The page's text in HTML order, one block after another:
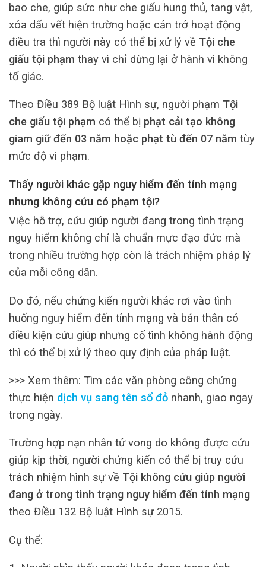
bao che, giúp sức như che giấu hung thủ, tang vật,
xóa dấu vết hiện trường hoặc cản trở hoạt động
điều tra thì người này có thể bị xử lý về Tội che
giấu tội phạm thay vì chỉ dừng lại ở hành vi không
tố giác.
Theo Điều 389 Bộ luật Hình sự, người phạm Tội
che giấu tội phạm có thể bị phạt cải tạo không
giam giữ đến 03 năm hoặc phạt tù đến 07 năm tùy
mức độ vi phạm.
Thấy người khác gặp nguy hiểm đến tính mạng
nhưng không cứu có phạm tội?
Việc hỗ trợ, cứu giúp người đang trong tình trạng
nguy hiểm không chỉ là chuẩn mực đạo đức mà
trong nhiều trường hợp còn là trách nhiệm pháp lý
của mỗi công dân.
Do đó, nếu chứng kiến người khác rơi vào tình
huống nguy hiểm đến tính mạng và bản thân có
điều kiện cứu giúp nhưng cố tình không hành động
thì có thể bị xử lý theo quy định của pháp luật.
>>> Xem thêm: Tìm các văn phòng công chứng
thực hiện dịch vụ sang tên sổ đỏ nhanh, giao ngay
trong ngày.
Trường hợp nạn nhân tử vong do không được cứu
giúp kịp thời, người chứng kiến có thể bị truy cứu
trách nhiệm hình sự về Tội không cứu giúp người
đang ở trong tình trạng nguy hiểm đến tính mạng
theo Điều 132 Bộ luật Hình sự 2015.
Cụ thể: